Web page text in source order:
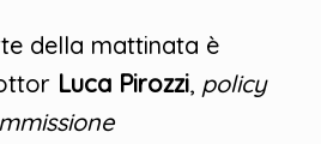
della mattinata è
Luca Pirozzi, policy